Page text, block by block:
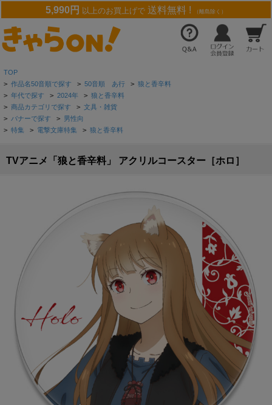
5,990円 以上のお買上げで 送料無料 ! （離島除く）
TOP
> 作品名50音順で探す > 50音順 あ行 > 狼と香辛料
> 年代で探す > 2024年 > 狼と香辛料
> 商品カテゴリで探す > 文具・雑貨
> バナーで探す > 男性向
> 特集 > 電撃文庫特集 > 狼と香辛料
TVアニメ「狼と香辛料」 アクリルコースター［ホロ］